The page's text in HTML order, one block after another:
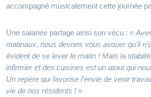
accompagné musicalement cette journée
Une salariée partage ainsi son vécu : «
matinaux, nous devons vous avouer qu’il
évident de se lever le matin ! Mais la
infirmier et des cuisines est un atout qui
Un repère qui favorise l’envie de venir
vie de nos résidents ! »